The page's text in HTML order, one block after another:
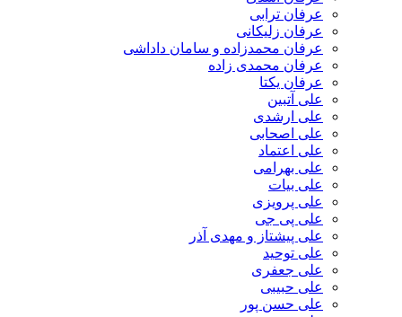
عرفان ترابی
عرفان زلیکانی
عرفان محمدزاده و سامان داداشی
عرفان محمدی زاده
عرفان یکتا
علی آتبین
علی ارشدی
علی اصحابی
علی اعتماد
علی بهرامی
علی بیات
علی پرویزی
علی پی جی
علی پیشتاز و مهدی آذر
علی توحید
علی جعفری
علی حبیبی
علی حسن پور